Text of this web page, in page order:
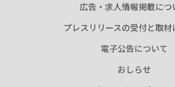
広告・求人情報掲載につ
プレスリリースの受付と取材
電子公告について
おしらせ